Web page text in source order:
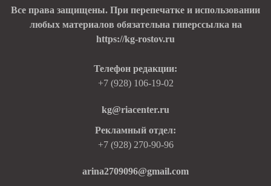
Все права защищены. При перепечатке и использовании
любых материалов обязательна гиперссылка на
https://kg-rostov.ru
Телефон редакции:
+7 (928) 106-19-02
kg@riacenter.ru
Рекламный отдел:
+7 (928) 270-90-96
arina2709096@gmail.com